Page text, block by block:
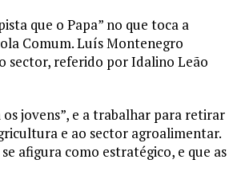
que o Papa” no que toca a
Comum. Luís Montenegro
sector, referido por Idalino Leão
jovens”, e a trabalhar para retirar
e ao sector agroalimentar.
afigura como estratégico, e que as